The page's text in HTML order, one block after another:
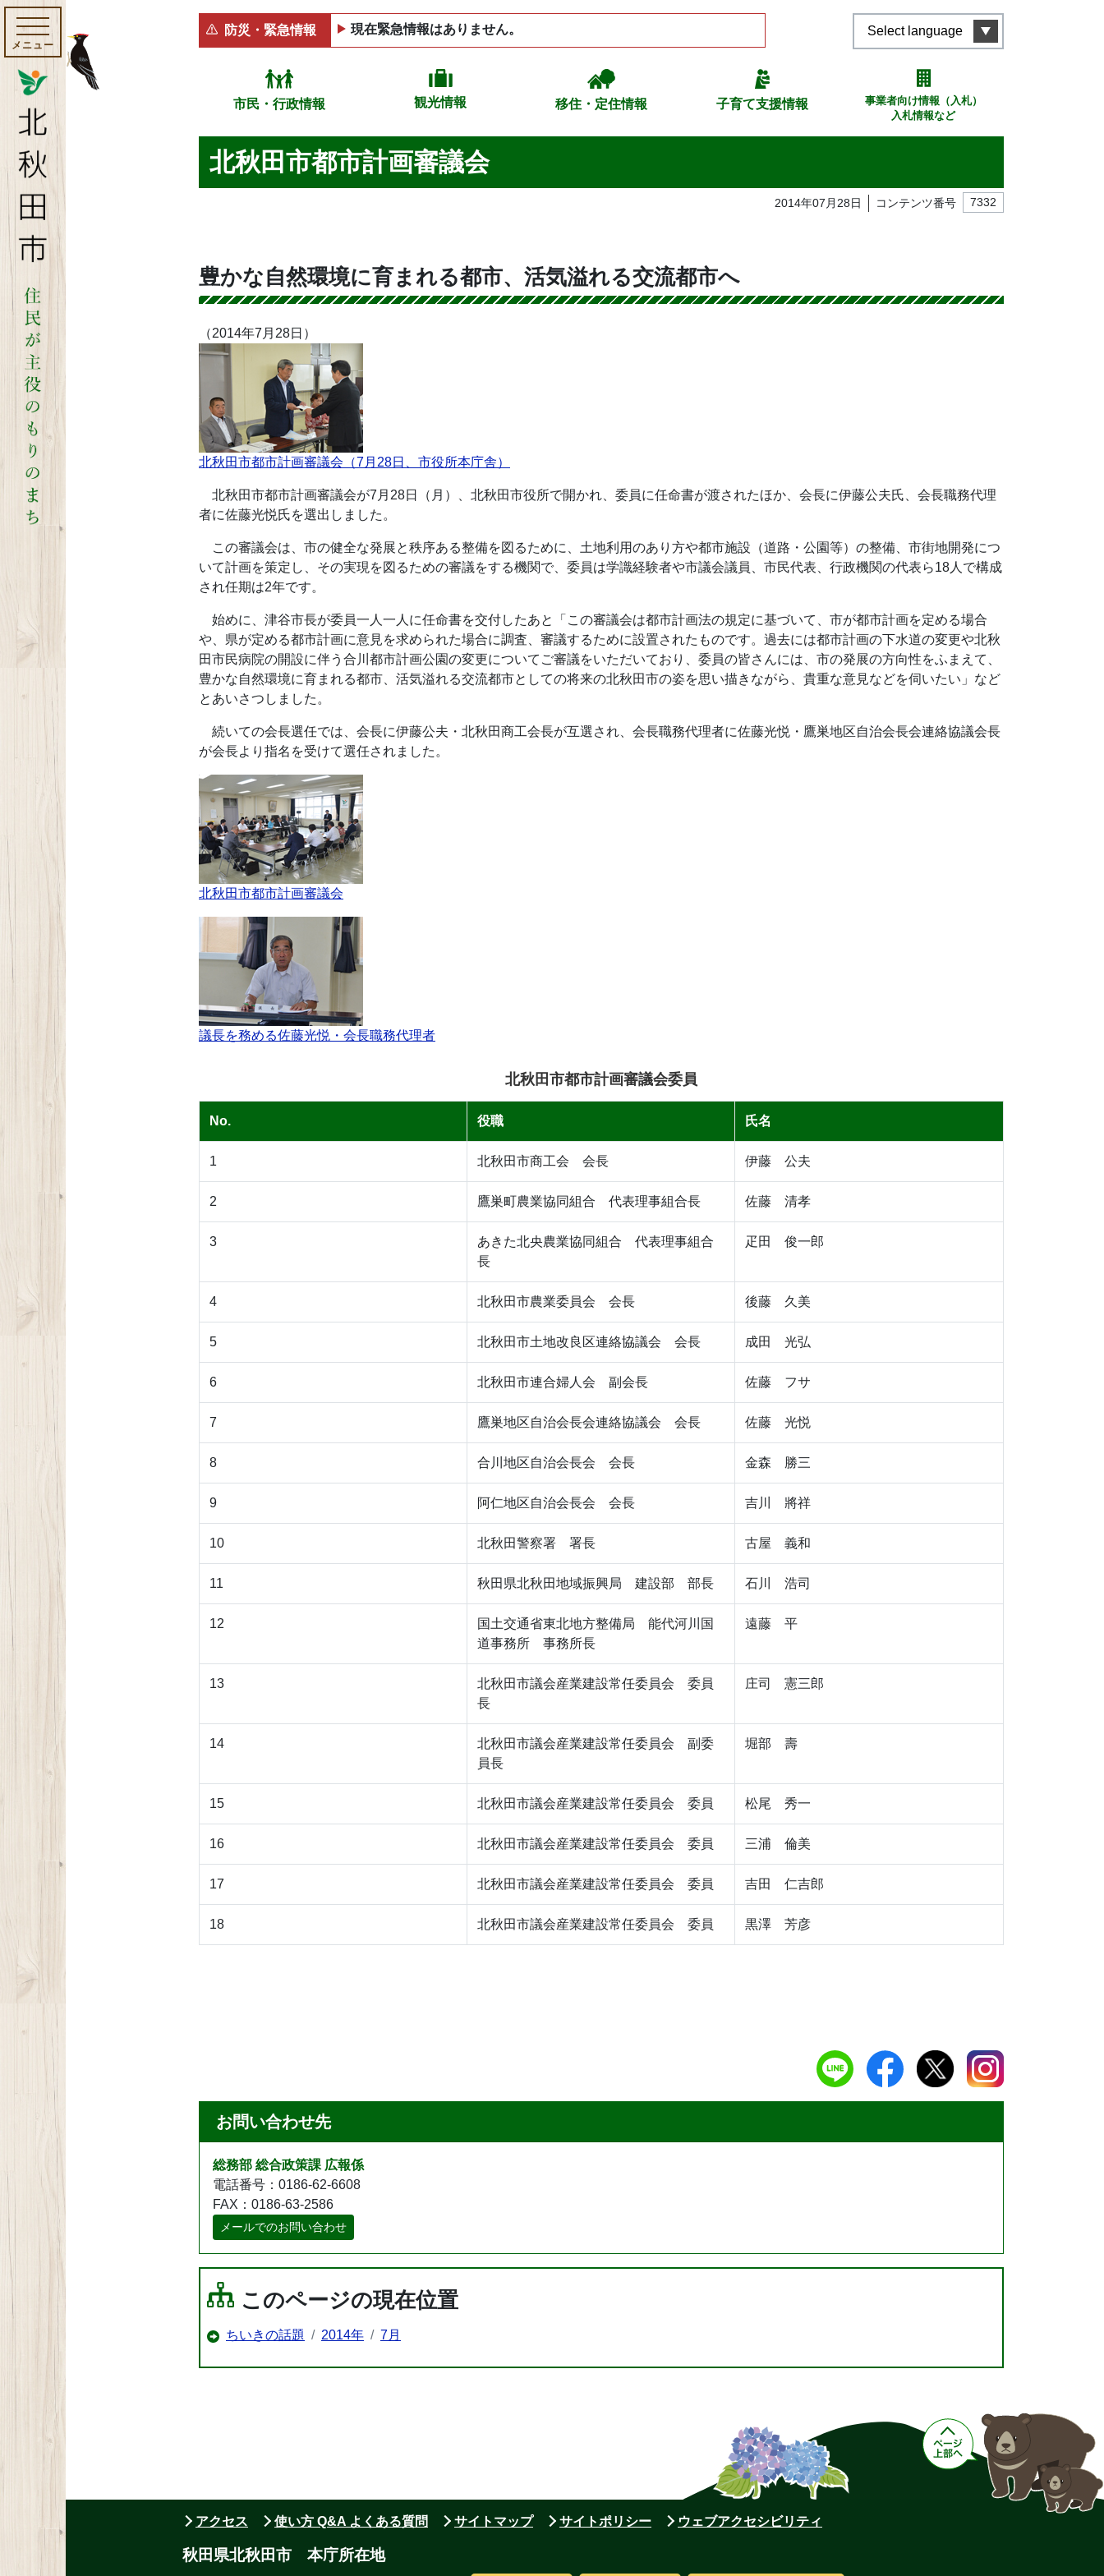
メニュー
防災・緊急情報 現在緊急情報はありません。 Select language
市民・行政情報 観光情報 移住・定住情報 子育て支援情報
事業者向け情報（入札）
入札情報など
北秋田市都市計画審議会
2014年07月28日 コンテンツ番号 7332
豊かな自然環境に育まれる都市、活気溢れる交流都市へ
（2014年7月28日）
北秋田市都市計画審議会（7月28日、市役所本庁舎）
北秋田市都市計画審議会が7月28日（月）、北秋田市役所で開かれ、委員に任命書が渡されたほか、会長に伊藤公夫氏、会長職務代理
者に佐藤光悦氏を選出しました。
この審議会は、市の健全な発展と秩序ある整備を図るために、土地利用のあり方や都市施設（道路・公園等）の整備、市街地開発につ
いて計画を策定し、その実現を図るための審議をする機関で、委員は学識経験者や市議会議員、市民代表、行政機関の代表ら18人で構成
され任期は2年です。
始めに、津谷市長が委員一人一人に任命書を交付したあと「この審議会は都市計画法の規定に基づいて、市が都市計画を定める場合
や、県が定める都市計画に意見を求められた場合に調査、審議するために設置されたものです。過去には都市計画の下水道の変更や北秋
田市民病院の開設に伴う合川都市計画公園の変更についてご審議をいただいており、委員の皆さんには、市の発展の方向性をふまえて、
豊かな自然環境に育まれる都市、活気溢れる交流都市としての将来の北秋田市の姿を思い描きながら、貴重な意見などを伺いたい」など
とあいさつしました。
続いての会長選任では、会長に伊藤公夫・北秋田商工会長が互選され、会長職務代理者に佐藤光悦・鷹巣地区自治会長会連絡協議会長
が会長より指名を受けて選任されました。
北秋田市都市計画審議会
議長を務める佐藤光悦・会長職務代理者
北秋田市都市計画審議会委員
No. 役職 氏名
1 北秋田市商工会 会長 伊藤 公夫
2 鷹巣町農業協同組合 代表理事組合長 佐藤 清孝
3
あきた北央農業協同組合 代表理事組合
長
疋田 俊一郎
4 北秋田市農業委員会 会長 後藤 久美
5 北秋田市土地改良区連絡協議会 会長 成田 光弘
6 北秋田市連合婦人会 副会長 佐藤 フサ
7 鷹巣地区自治会長会連絡協議会 会長 佐藤 光悦
8 合川地区自治会長会 会長 金森 勝三
9 阿仁地区自治会長会 会長 吉川 將祥
10 北秋田警察署 署長 古屋 義和
11 秋田県北秋田地域振興局 建設部 部長 石川 浩司
12
国土交通省東北地方整備局 能代河川国
道事務所 事務所長
遠藤 平
13
北秋田市議会産業建設常任委員会 委員
長
庄司 憲三郎
14
北秋田市議会産業建設常任委員会 副委
員長
堀部 壽
15 北秋田市議会産業建設常任委員会 委員 松尾 秀一
16 北秋田市議会産業建設常任委員会 委員 三浦 倫美
17 北秋田市議会産業建設常任委員会 委員 吉田 仁吉郎
18 北秋田市議会産業建設常任委員会 委員 黒澤 芳彦
お問い合わせ先
総務部 総合政策課 広報係
電話番号：0186-62-6608
FAX：0186-63-2586
メールでのお問い合わせ
このページの現在位置
ちいきの話題 2014年 7月
アクセス 使い方 Q&A よくある質問 サイトマップ サイトポリシー ウェブアクセシビリティ
秋田県北秋田市 本庁所在地